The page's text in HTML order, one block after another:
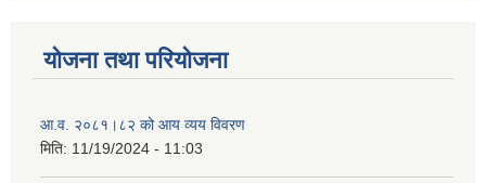
योजना तथा परियोजना
आ.व. २०८१।८२ को आय व्यय विवरण
मिति: 11/19/2024 - 11:03